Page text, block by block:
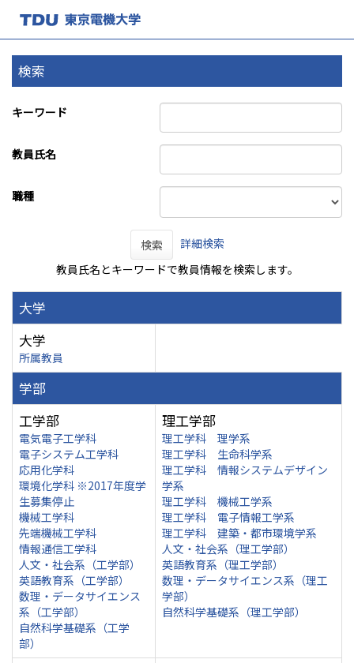
検索
キーワード
教員氏名
職種
検索
詳細検索
教員氏名とキーワードで教員情報を検索します。
大学
大学
所属教員
学部
工学部
電気電子工学科
電子システム工学科
応用化学科
環境化学科 ※2017年度学
生募集停止
機械工学科
先端機械工学科
情報通信工学科
人文・社会系（工学部）
英語教育系（工学部）
数理・データサイエンス
系（工学部）
自然科学基礎系（工学
部）
理工学部
理工学科 理学系
理工学科 生命科学系
理工学科 情報システムデザイン
学系
理工学科 機械工学系
理工学科 電子情報工学系
理工学科 建築・都市環境学系
人文・社会系（理工学部）
英語教育系（理工学部）
数理・データサイエンス系（理工
学部）
自然科学基礎系（理工学部）